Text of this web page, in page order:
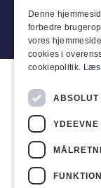
Copyright
Denne
forbedre
vores
cookies i
cookiepolitik.
YDEEVNE